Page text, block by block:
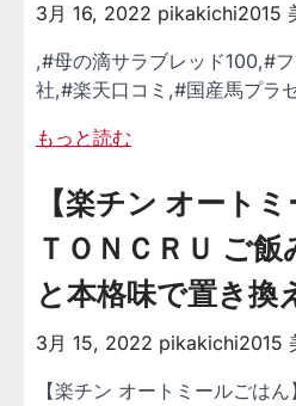
3月 16, 2022 pikakichi2015
,#母の滴サラブレッド100,#
社,#楽天口コミ,#国産馬プラ
もっと読む
【楽チン オートミ
ＴＯＮＣＲＵ ご
と本格味で置き換
3月 15, 2022 pikakichi2015
【楽チン オートミールごは